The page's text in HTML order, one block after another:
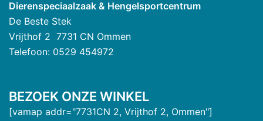
Dierenspeciaalzaak & Hengelsportcentrum
De Beste Stek
Vrijthof 2 7731 CN Ommen
Telefoon: 0529 454972
BEZOEK ONZE WINKEL
[vamap addr="7731CN 2, Vrijthof 2, Ommen"]